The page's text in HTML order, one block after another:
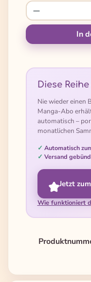
Produkt
In
Diese
Nie wieder einen
Manga-Abo
automatisch –
monatlichen
Automatisch
Versand
Jetzt
Wie funktioniert